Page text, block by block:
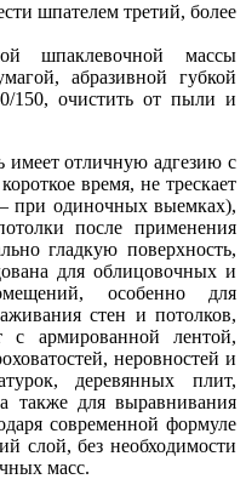
шпателем третий, более
шпаклевочной массы
абразивной губкой
150, очистить от пыли и
имеет отличную адгезию с
время, не трескает
при одиночных выемках),
после применения
гладкую поверхность,
для облицовочных и
особенно для
стен и потолков,
с армированной лентой,
неровностей и
деревянных плит,
также для выравнивания
современной формуле
слой, без необходимости
масс.